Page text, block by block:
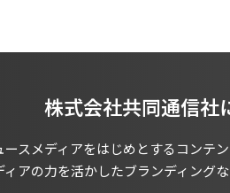
株式会社共同通信社
スメディアをはじめとするコンテ
ィアの力を活かしたブランディング